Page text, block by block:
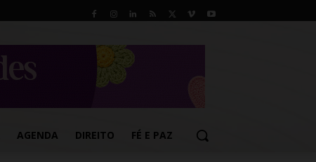
AGENDA DIREITO FÉ E PAZ